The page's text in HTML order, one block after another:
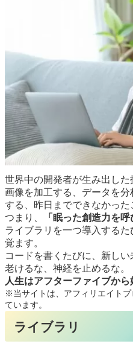
世界中の開発者が生み出した
画像を加工する、データを
する、昨日までできなかった
つまり、
「眠った創造力を
ライブラリを一つ導入する
覚ます。
コードを書くたびに、新しい
老けるな、神経を止めるな。
人生はアフターファイブから
※当サイトは、アフィリエイト
ています。
ライブラリ